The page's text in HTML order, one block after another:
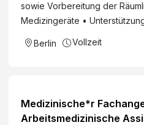
sowie Vorbereitung der
Medizingeräte •
Berlin Vollzeit
Medizinische*r
Arbeitsmedizinische